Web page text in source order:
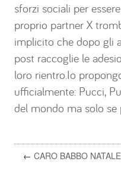
sforzi sociali per
proprio partner X
implicito che dopo gli
post raccoglie le
loro rientro.Io
ufficialmente: Pucci,
del mondo ma solo se
← CARO BABBO NATALE